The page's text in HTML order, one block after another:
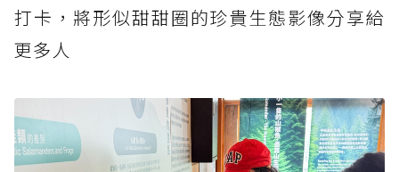
打卡，將形似甜甜圈的珍貴生態影像分享給
更多人